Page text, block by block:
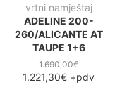
vrtni namještaj
ADELINE 200-
260/ALICANTE AT
TAUPE 1+6
1.690,00€
1.221,30€ +pdv